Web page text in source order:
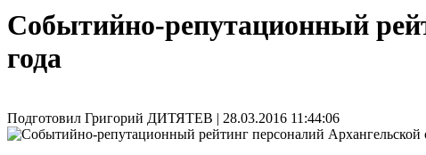
Событийно-репутационный
года
Подготовил Григорий ДИТЯТЕВ | 28.03.2016 11:44:06